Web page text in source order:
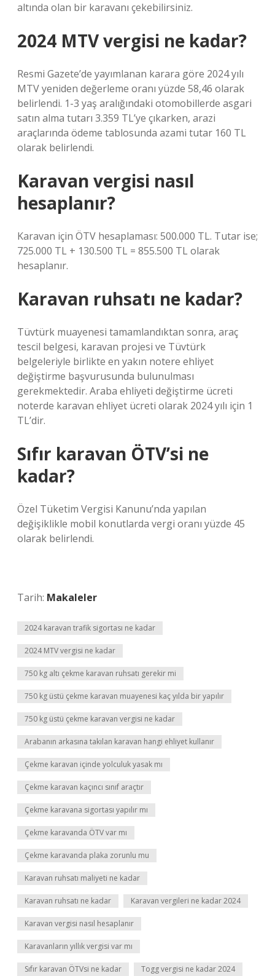
altında olan bir karavanı çekebilirsiniz.
2024 MTV vergisi ne kadar?
Resmi Gazete’de yayımlanan karara göre 2024 yılı
MTV yeniden değerleme oranı yüzde 58,46 olarak
belirlendi. 1-3 yaş aralığındaki otomobillerde asgari
satın alma tutarı 3.359 TL’ye çıkarken, arazi
araçlarında ödeme tablosunda azami tutar 160 TL
olarak belirlendi.
Karavan vergisi nasıl
hesaplanır?
Karavan için ÖTV hesaplaması: 500.000 TL. Tutar ise;
725.000 TL + 130.500 TL = 855.500 TL olarak
hesaplanır.
Karavan ruhsatı ne kadar?
Tüvtürk muayenesi tamamlandıktan sonra, araç
tescil belgesi, karavan projesi ve Tüvtürk
belgeleriyle birlikte en yakın notere ehliyet
değiştirme başvurusunda bulunulması
gerekmektedir. Araba ehliyeti değiştirme ücreti
noterde karavan ehliyet ücreti olarak 2024 yılı için 1
TL’dir.
Sıfır karavan ÖTV’si ne
kadar?
Özel Tüketim Vergisi Kanunu’nda yapılan
değişiklikle mobil konutlarda vergi oranı yüzde 45
olarak belirlendi.
Tarih: Makaleler
2024 karavan trafik sigortası ne kadar
2024 MTV vergisi ne kadar
750 kg altı çekme karavan ruhsatı gerekir mi
750 kg üstü çekme karavan muayenesi kaç yılda bir yapılır
750 kg üstü çekme karavan vergisi ne kadar
Arabanın arkasına takılan karavan hangi ehliyet kullanır
Çekme karavan içinde yolculuk yasak mı
Çekme karavan kaçıncı sınıf araçtır
Çekme karavana sigortası yapılır mı
Çekme karavanda ÖTV var mı
Çekme karavanda plaka zorunlu mu
Karavan ruhsatı maliyeti ne kadar
Karavan ruhsatı ne kadar Karavan vergileri ne kadar 2024
Karavan vergisi nasıl hesaplanır
Karavanların yıllık vergisi var mı
Sıfır karavan ÖTVsi ne kadar Togg vergisi ne kadar 2024